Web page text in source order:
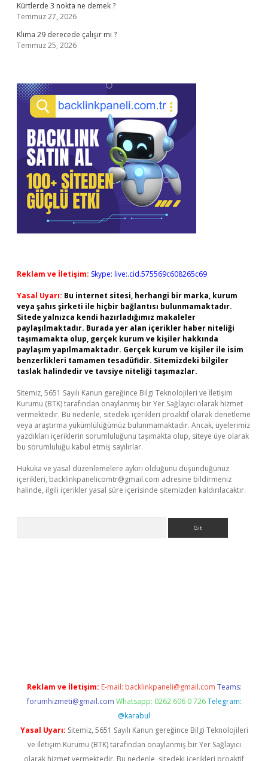
Kürtlerde 3 nokta ne demek ?
Temmuz 27, 2026
Klima 29 derecede çalışır mı ?
Temmuz 25, 2026
Reklam ve İletişim: Skype: live:.cid.575569c608265c69
Yasal Uyarı: Bu internet sitesi, herhangi bir marka, kurum
veya şahıs şirketi ile hiçbir bağlantısı bulunmamaktadır.
Sitede yalnızca kendi hazırladığımız makaleler
paylaşılmaktadır. Burada yer alan içerikler haber niteliği
taşımamakta olup, gerçek kurum ve kişiler hakkında
paylaşım yapılmamaktadır. Gerçek kurum ve kişiler ile isim
benzerlikleri tamamen tesadüfidir. Sitemizdeki bilgiler
taslak halindedir ve tavsiye niteliği taşımazlar.
Sitemiz, 5651 Sayılı Kanun gereğince Bilgi Teknolojileri ve İletişim
Kurumu (BTK) tarafından onaylanmış bir Yer Sağlayıcı olarak hizmet
vermektedir. Bu nedenle, sitedeki içerikleri proaktif olarak denetleme
veya araştırma yükümlülüğümüz bulunmamaktadır. Ancak, üyelerimiz
yazdıkları içeriklerin sorumluluğunu taşımakta olup, siteye üye olarak
bu sorumluluğu kabul etmiş sayılırlar.
Hukuka ve yasal düzenlemelere aykırı olduğunu düşündüğünüz
içerikleri, backlinkpanelicomtr@gmail.com adresine bildirmeniz
halinde, ilgili içerikler yasal süre içerisinde sitemizden kaldırılacaktır.
Reklam ve İletişim: E-mail: backlinkpaneli@gmail.com Teams:
forumhizmeti@gmail.com Whatsapp: 0262 606 0 726 Telegram:
@karabul
Yasal Uyarı: Sitemiz, 5651 Sayılı Kanun gereğince Bilgi Teknolojileri
ve İletişim Kurumu (BTK) tarafından onaylanmış bir Yer Sağlayıcı
olarak hizmet vermektedir. Bu nedenle, sitedeki içerikleri proaktif